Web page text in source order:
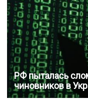
РФ пыталась
чиновников в